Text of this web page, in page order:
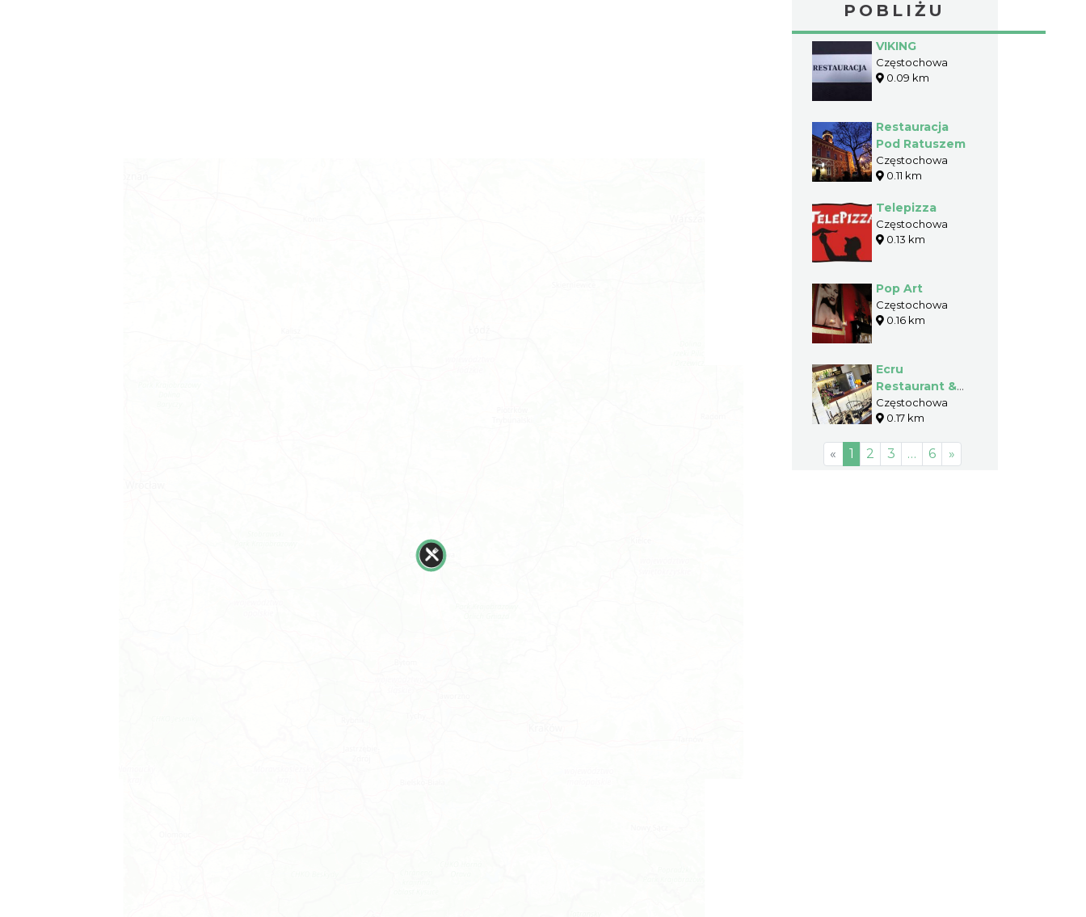
POBLIŻU
VIKING
Częstochowa
0.09 km
Restauracja
Pod Ratuszem
Częstochowa
0.11 km
Telepizza
Częstochowa
0.13 km
Pop Art
Częstochowa
0.16 km
Ecru
Restaurant &
Caffe
Częstochowa
0.17 km
« 1 2 3 … 6 »